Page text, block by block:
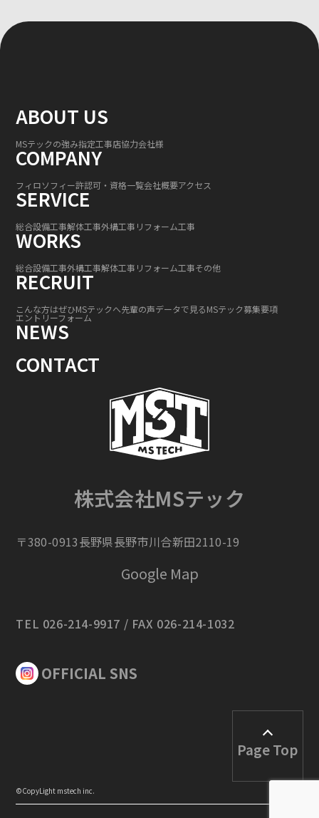
株式会社MSテック
〒380-0913長野県長野市川合新田2110-19
Google Map
TEL 026-214-9917 / FAX 026-214-1032
OFFICIAL SNS
©︎CopyLight mstech inc.
ABOUT US
MSテックの強み指定工事店協力会社様
COMPANY
フィロソフィー許認可・資格一覧会社概要アクセス
SERVICE
総合設備工事解体工事外構工事 リフォーム工事
WORKS
総合設備工事外構工事解体工事 リフォーム工事その他
RECRUIT
こんな方はぜひMSテックへ先輩の声データで見るMSテック募集要項
エントリーフォーム
NEWS
CONTACT
Page Top